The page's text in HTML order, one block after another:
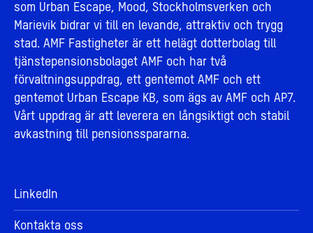
som Urban Escape, Mood, Stockholmsverken och
Marievik bidrar vi till en levande, attraktiv och trygg
stad. AMF Fastigheter är ett helägt dotterbolag till
tjänstepensionsbolaget AMF och har två
förvaltningsuppdrag, ett gentemot AMF och ett
gentemot Urban Escape KB, som ägs av AMF och AP7.
Vårt uppdrag är att leverera en långsiktigt och stabil
avkastning till pensionsspararna.
LinkedIn
Kontakta oss